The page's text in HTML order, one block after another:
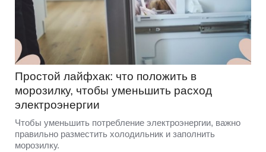
Простой лайфхак: что положить в
морозилку, чтобы уменьшить расход
электроэнергии
Чтобы уменьшить потребление электроэнергии, важно
правильно разместить холодильник и заполнить
морозилку.